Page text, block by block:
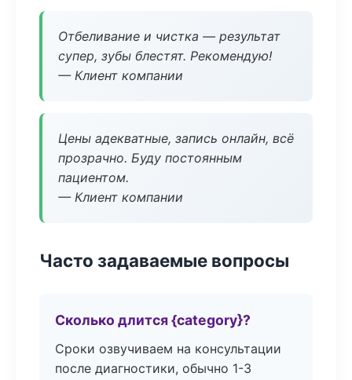
Отбеливание и чистка — результат
супер, зубы блестят. Рекомендую!
— Клиент компании
Цены адекватные, запись онлайн, всё
прозрачно. Буду постоянным
пациентом.
— Клиент компании
Часто задаваемые вопросы
Сколько длится {category}?
Сроки озвучиваем на консультации
после диагностики, обычно 1-3